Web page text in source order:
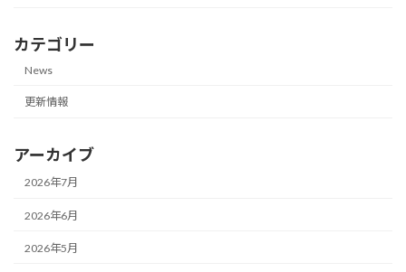
カテゴリー
News
更新情報
アーカイブ
2026年7月
2026年6月
2026年5月